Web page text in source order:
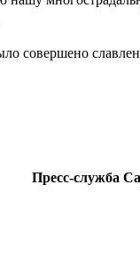
совершено
Пресс-служба